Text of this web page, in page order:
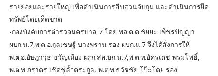
รายย่อยและรายใหญ่ เพื่อดำเนินการสืบสวนจับกุม และดำเนินการยึด
ทรัพย์โดยเด็ดขาด
-กองบังคับการตำรวจนครบาล 7 โดย พล.ต.ต.ชัยยะ เพ็ชรปัญญา
ผบก.น.7,พ.ต.อ.กุลเชษฐ์ บางพราน รอง ผบก.น.7 จึงได้สั่งการให้
พ.ต.อ.อัษฎาวุธ ขวัญเมือง ผกก.สส.บก.น.7,พ.ต.ท.อัครเดช พรมโพธิ์,
พ.ต.ท.ภราดร เชิดชูล้ำตระกูล, พ.ต.ท.ธวัชชัย โป๊ะโดย รอง